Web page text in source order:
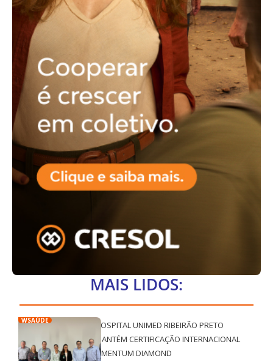
MAIS LIDOS:
WSAÚDE
HOSPITAL UNIMED RIBEIRÃO PRETO
MANTÉM CERTIFICAÇÃO INTERNACIONAL
QMENTUM DIAMOND